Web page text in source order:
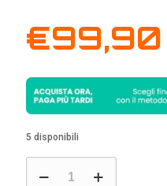
€99,90
5 disponibili
quiet!